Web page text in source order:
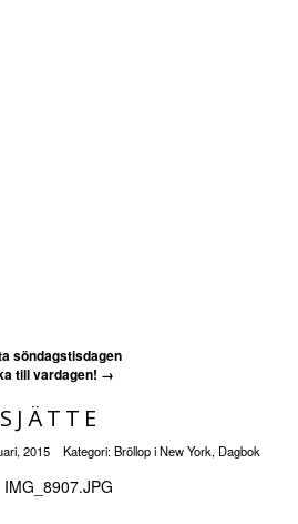
söndagstisdagen
till vardagen! →
SJÄTTE
2015 Kategori:Bröllop i New York, Dagbok